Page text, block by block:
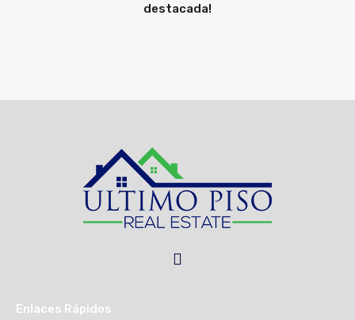
destacada!
Enlaces Rápidos